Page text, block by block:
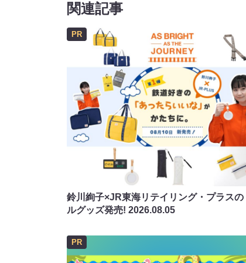
関連記事
PR
鈴川絢子×JR東海リテイリング・プラスの
ルグッズ発売! 2026.08.05
PR